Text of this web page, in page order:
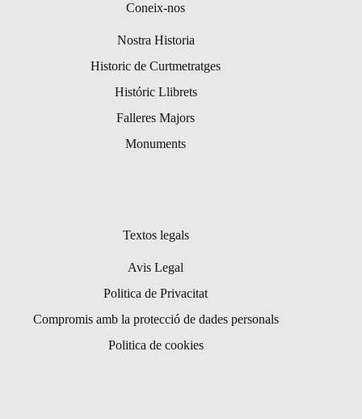
Coneix-nos
Nostra Historia
Historic de Curtmetratges
Históric Llibrets
Falleres Majors
Monuments
Textos legals
Avis Legal
Politica de Privacitat
Compromis amb la protecció de dades personals
Politica de cookies